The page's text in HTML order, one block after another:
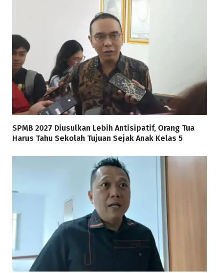
SPMB 2027 Diusulkan Lebih Antisipatif, Orang Tua
Harus Tahu Sekolah Tujuan Sejak Anak Kelas 5